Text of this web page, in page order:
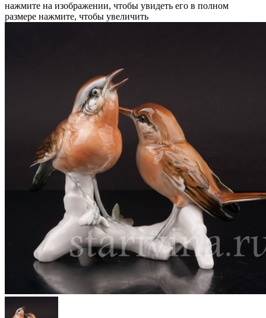
нажмите на изображении, чтобы увидеть его в полном
размере нажмите, чтобы увеличить